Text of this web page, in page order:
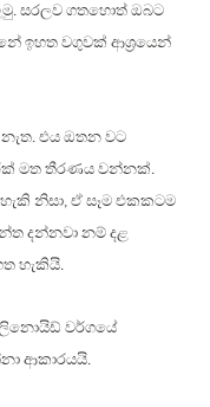
. සරලව ගතහොත් ඔබට
ඉහත වගුවක් ආශ්‍රයෙන්
. එය ඔතන වට
මත තීරණය වන්නක්.
නිසා, ඒ සෑම එකකටම
දන්නවා නම් දළ
හැකියි.
වර්ගයේ
ආකාරයයි.